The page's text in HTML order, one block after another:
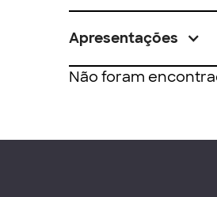
Apresentações
Não foram